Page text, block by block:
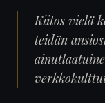
Kiitos vielä
teidän